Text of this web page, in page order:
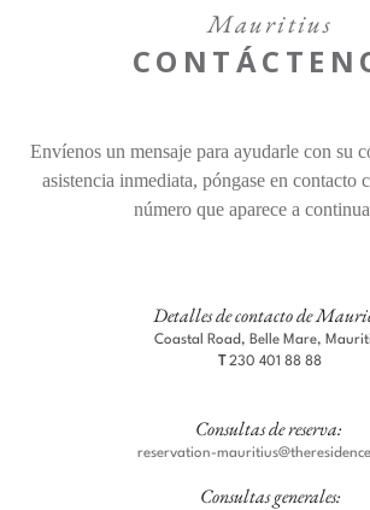
Contacto
Find a Hotel
Share
Adulto
Código Promocional
Mauritius
Envíenos un mensaje para ayudarle con su
asistencia inmediata, póngase en contacto
número que aparece a
Detalles de contacto de
Coastal Road, Belle Mare,
T230 401 88 88
Consultas de reserva:
reservation-
Consultas generales: